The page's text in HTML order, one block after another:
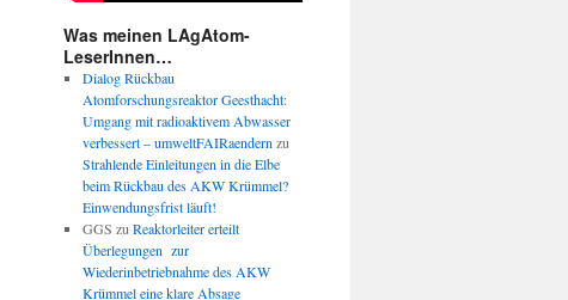
Was meinen LAgAtom-
LeserInnen…
Dialog Rückbau
Atomforschungsreaktor Geesthacht:
Umgang mit radioaktivem Abwasser
verbessert – umweltFAIRaendern zu
Strahlende Einleitungen in die Elbe
beim Rückbau des AKW Krümmel?
Einwendungsfrist läuft!
GGS zu Reaktorleiter erteilt
Überlegungen zur
Wiederinbetriebnahme des AKW
Krümmel eine klare Absage